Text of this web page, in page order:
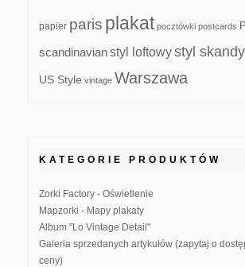
papier paris plakat pocztówki postcards
scandinavianstyl loftowystyl
US Style vintage Warszawa
KATEGORIE PRODUKTÓW
Zorki Factory - Oświetlenie
Mapzorki - Mapy plakaty
Album "Lo Vintage Detail"
Galeria sprzedanych artykułów (zapytaj o
ceny)